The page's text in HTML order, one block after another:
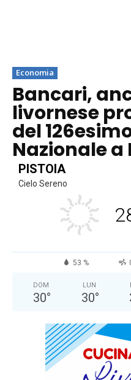
Economia
Bancari,
livornese
del
Nazionale a
PISTOIA
Cielo Sereno
53 %
DOM
30°
LUN
30°